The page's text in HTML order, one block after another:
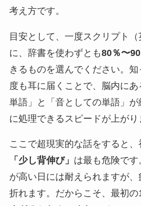
考え方です。
目安として、一度スクリプト
に、辞書を使わずとも80％〜
きるものを選んでください。
度も耳に届くことで、脳内に
単語」と「音としての単語」
に処理できるスピードが上がり
ここで超現実的な話をすると
「少し背伸び」 は最も危険で
が高い日には耐えられますが
折れます。だからこそ、最初の